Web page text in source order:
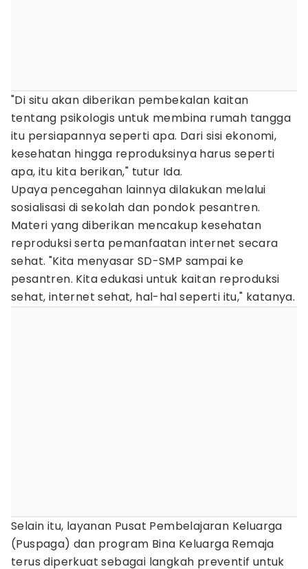
"Di situ akan diberikan pembekalan kaitan
tentang psikologis untuk membina rumah tangga
itu persiapannya seperti apa. Dari sisi ekonomi,
kesehatan hingga reproduksinya harus seperti
apa, itu kita berikan," tutur Ida.
Upaya pencegahan lainnya dilakukan melalui
sosialisasi di sekolah dan pondok pesantren.
Materi yang diberikan mencakup kesehatan
reproduksi serta pemanfaatan internet secara
sehat. "Kita menyasar SD-SMP sampai ke
pesantren. Kita edukasi untuk kaitan reproduksi
sehat, internet sehat, hal-hal seperti itu," katanya.
Selain itu, layanan Pusat Pembelajaran Keluarga
(Puspaga) dan program Bina Keluarga Remaja
terus diperkuat sebagai langkah preventif untuk